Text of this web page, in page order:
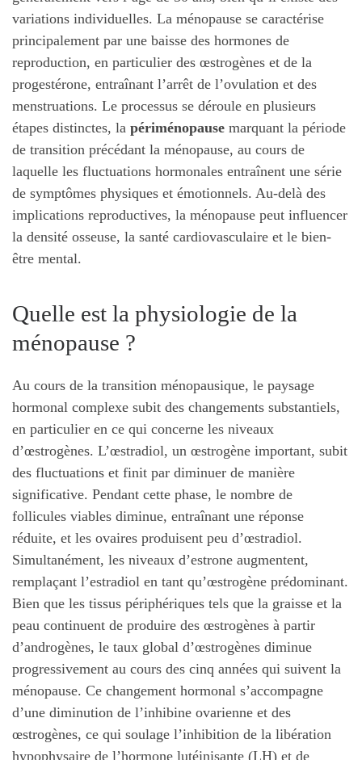
variations individuelles. La ménopause se caractérise
principalement par une baisse des hormones de
reproduction, en particulier des œstrogènes et de la
progestérone, entraînant l’arrêt de l’ovulation et des
menstruations. Le processus se déroule en plusieurs
étapes distinctes, la périménopause marquant la période
de transition précédant la ménopause, au cours de
laquelle les fluctuations hormonales entraînent une série
de symptômes physiques et émotionnels. Au-delà des
implications reproductives, la ménopause peut influencer
la densité osseuse, la santé cardiovasculaire et le bien-
être mental.
Quelle est la physiologie de la
ménopause ?
Au cours de la transition ménopausique, le paysage
hormonal complexe subit des changements substantiels,
en particulier en ce qui concerne les niveaux
d’œstrogènes. L’œstradiol, un œstrogène important, subit
des fluctuations et finit par diminuer de manière
significative. Pendant cette phase, le nombre de
follicules viables diminue, entraînant une réponse
réduite, et les ovaires produisent peu d’œstradiol.
Simultanément, les niveaux d’estrone augmentent,
remplaçant l’estradiol en tant qu’œstrogène prédominant.
Bien que les tissus périphériques tels que la graisse et la
peau continuent de produire des œstrogènes à partir
d’androgènes, le taux global d’œstrogènes diminue
progressivement au cours des cinq années qui suivent la
ménopause. Ce changement hormonal s’accompagne
d’une diminution de l’inhibine ovarienne et des
œstrogènes, ce qui soulage l’inhibition de la libération
hypophysaire de l’hormone lutéinisante (LH) et de